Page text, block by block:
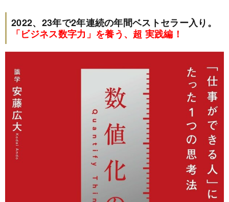
2022、23年で2年連続の年間ベストセラー入り。
「ビジネス数字力」を養う、超 実践編！